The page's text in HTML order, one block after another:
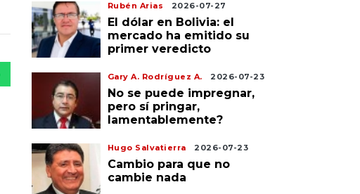
Rubén Arias 2026-07-27
El dólar en Bolivia: el
mercado ha emitido su
primer veredicto
Gary A. Rodríguez A. 2026-07-23
No se puede impregnar,
pero sí pringar,
lamentablemente?
Hugo Salvatierra 2026-07-23
Cambio para que no
cambie nada